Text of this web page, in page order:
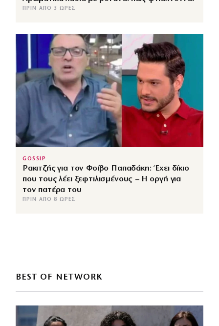
ΠΡΙΝ ΑΠΌ 3 ΏΡΕΣ
GOSSIP
Ρακιτζής για τον Φοίβο Παπαδάκη: Έχει δίκιο
που τους λέει ξεφτιλισμένους – Η οργή για
τον πατέρα του
ΠΡΙΝ ΑΠΌ 8 ΏΡΕΣ
BEST OF NETWORK